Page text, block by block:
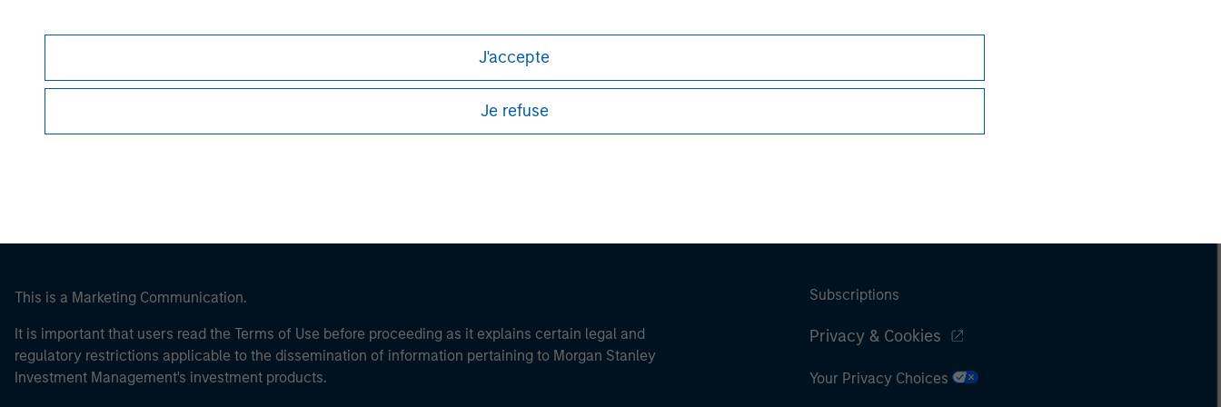
J'accepte
Je refuse
Morgan Stanley
Morgan Stanley Careers
This is a Marketing Communication.
It is important that users read the Terms of Use before proceeding as it explains certain legal and
regulatory restrictions applicable to the dissemination of information pertaining to Morgan Stanley
Investment Management's investment products.
Subscriptions
Privacy & Cookies
Your Privacy Choices